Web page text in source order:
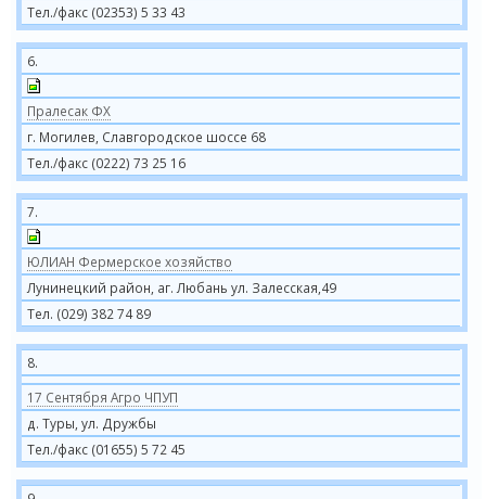
Тел./факс (02353) 5 33 43
6.
Пралесак ФХ
г. Могилев, Славгородское шоссе 68
Тел./факс (0222) 73 25 16
7.
ЮЛИАН Фермерское хозяйство
Лунинецкий район, аг. Любань ул. Залесская,49
Тел. (029) 382 74 89
8.
17 Сентября Агро ЧПУП
д. Туры, ул. Дружбы
Тел./факс (01655) 5 72 45